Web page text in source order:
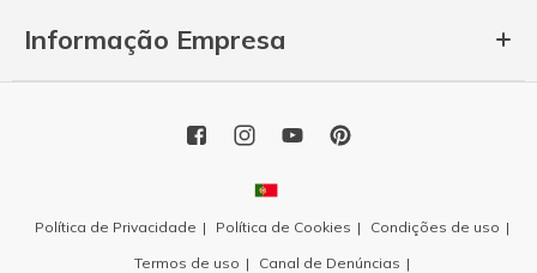
Informação Empresa
Política de Privacidade Política de Cookies
Condições de uso
Termos de uso
Canal de Denúncias